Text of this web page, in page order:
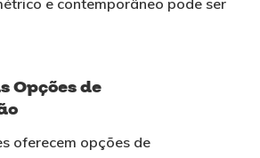
Opções de
oferecem opções de